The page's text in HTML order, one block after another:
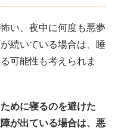
い、夜中に何度も悪夢
続いている場合は、睡
可能性も考えられま
めに寝るのを避けた
が出ている場合は、悪